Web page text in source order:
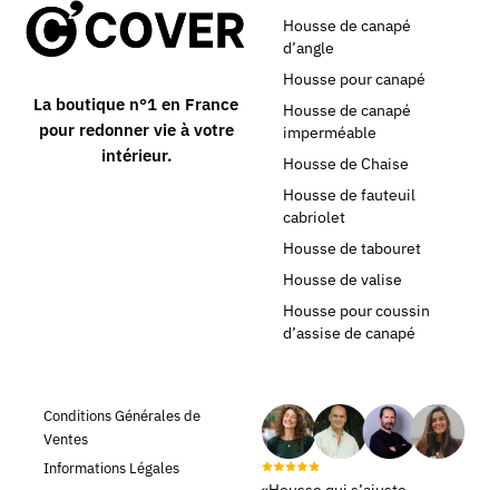
La boutique n°1 en France
pour redonner vie à votre
intérieur.
Housse de canapé
d’angle
Housse pour canapé
Housse de canapé
imperméable
Housse de Chaise
Housse de fauteuil
cabriolet
Housse de tabouret
Housse de valise
Housse pour coussin
d’assise de canapé
Conditions Générales de
Ventes
Informations Légales